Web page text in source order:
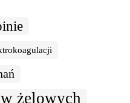
żelowych